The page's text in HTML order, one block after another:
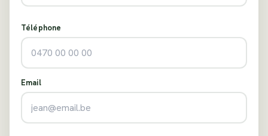
Téléphone
Email